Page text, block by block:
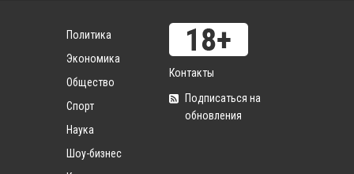
Политика
Экономика
Общество
Спорт
Наука
Шоу-бизнес
Контакты
Подписаться на
обновления